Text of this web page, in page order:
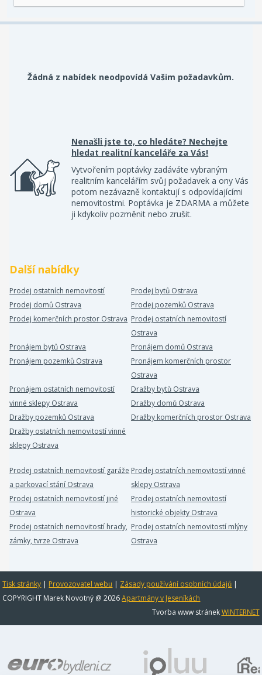
Žádná z nabídek neodpovídá Vašim požadavkům.
Nenašli jste to, co hledáte? Nechejte
hledat realitní kanceláře za Vás!
Vytvořením poptávky zadáváte vybraným
realitním kancelářím svůj požadavek a ony Vás
potom nezávazně kontaktují s odpovídajícími
nemovitostmi. Poptávka je ZDARMA a můžete
ji kdykoliv pozměnit nebo zrušit.
Další nabídky
Prodej ostatních nemovitostí
Prodej bytů Ostrava
Prodej domů Ostrava
Prodej pozemků Ostrava
Prodej komerčních prostor Ostrava Prodej ostatních nemovitostí
Ostrava
Pronájem bytů Ostrava
Pronájem domů Ostrava
Pronájem pozemků Ostrava
Pronájem komerčních prostor
Ostrava
Pronájem ostatních nemovitostí
vinné sklepy Ostrava
Dražby bytů Ostrava
Dražby domů Ostrava
Dražby pozemků Ostrava
Dražby komerčních prostor Ostrava
Dražby ostatních nemovitostí vinné
sklepy Ostrava
Prodej ostatních nemovitostí garáže
a parkovací stání Ostrava
Prodej ostatních nemovitostí vinné
sklepy Ostrava
Prodej ostatních nemovitostí jiné
Ostrava
Prodej ostatních nemovitostí
historické objekty Ostrava
Prodej ostatních nemovitostí hrady,
zámky, tvrze Ostrava
Prodej ostatních nemovitostí mlýny
Ostrava
Tisk stránky | Provozovatel webu | Zásady používání osobních údajů |
COPYRIGHT Marek Novotný @ 2026Apartmány v Jeseníkách
Tvorba www stránekWINTERNET